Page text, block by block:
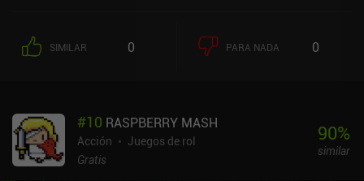
la mazmorra, encontraremos máquinas tragaperras de objetos
aleatorios, posadas en las que podemos comer para obtener salud
accesorios que añaden interesantes mejoras para que cada
partida resulte fresca y original.Una encantadora característica de
calidad de vida en la que se centra Dungreed es el viaje rápido.
SIMILAR 0 PARA NADA 0
#10 RASPBERRY MASH
Acción
Juegos de rol
Gratis
90%
similar